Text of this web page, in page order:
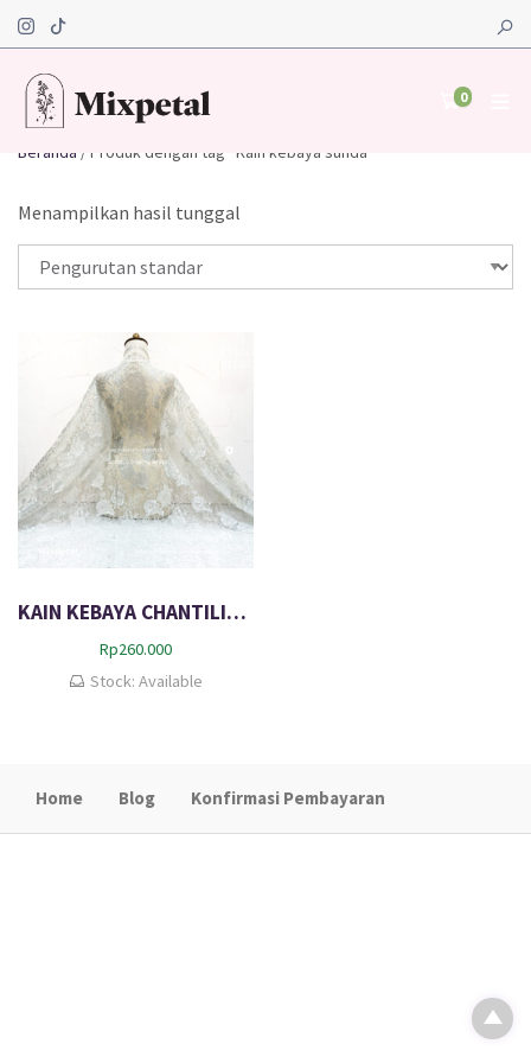
0
Beranda / Produk dengan tag “Kain kebaya sunda”
Menampilkan hasil tunggal
KAIN KEBAYA CHANTILIE LAMINATING DIORA
Rp260.000
Stock: Available
Home Blog Konfirmasi Pembayaran